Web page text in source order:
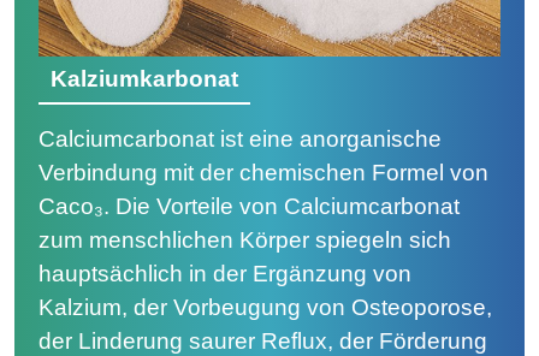
Kalziumkarbonat
Calciumcarbonat ist eine anorganische
Verbindung mit der chemischen Formel von
Caco₃. Die Vorteile von Calciumcarbonat
zum menschlichen Körper spiegeln sich
hauptsächlich in der Ergänzung von
Kalzium, der Vorbeugung von Osteoporose,
der Linderung saurer Reflux, der Förderung